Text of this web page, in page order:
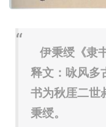
伊秉绶《隶
释文：咏风多
书为秋厓二世
秉绶。